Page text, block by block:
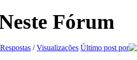
Fórum
Respostas /Visualizações Último post por